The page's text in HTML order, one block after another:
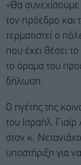
«Θα
τον πρόεδρο και
τερματιστεί ο
που έχει θέσει
το όραμα του
δήλωση.
Ο ηγέτης της
του Ισραήλ,
στον κ.
υποστήριξη για